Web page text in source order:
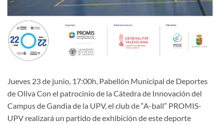
Jueves 23 de junio, 17:00h, Pabellón Municipal de Deportes
de Oliva Con el patrocinio de la Cátedra de Innovación del
Campus de Gandia de la UPV, el club de “A-ball” PROMIS-
UPV realizará un partido de exhibición de este deporte